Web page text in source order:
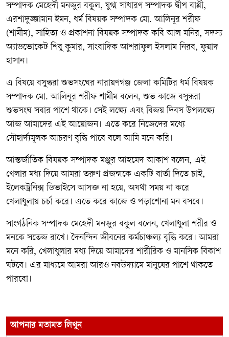
সম্পাদক মেহেদী মনজুর বকুল, যুগ্ম সাধারণ সম্পাদক দ্বীপ বাপ্পী,
এরশাদুজ্জামান ইমন, ধর্ম বিষয়ক সম্পাদক মো. আলিনূর শরীফ
(শামীম), সাহিত্য ও প্রকাশনা বিষয়ক সম্পাদক কবি আল মনির, সদস্য
অ্যাডভোকেট শিবু কুমার, সাংবাদিক আশরাফুল ইসলাম নিরব, ফুয়াদ
হাসান।
এ বিষয়ে বসুন্ধরা শুভসংঘের নারায়ণগঞ্জ জেলা কমিটির ধর্ম বিষয়ক
সম্পাদক মো. আলিনূর শরীফ শামীম বলেন, শুভ কাজে বসুন্ধরা
শুভসংঘ সবার পাশে থাকে। সেই লক্ষ্যে এবং বিজয় দিবস উপলক্ষ্যে
আজ আমাদের এই আয়োজন। এতে করে নিজেদের মধ্যে
সৌহার্দ্যমূলক আচরণ বৃদ্ধি পাবে বলে আমি মনে করি।
আন্তর্জাতিক বিষয়ক সম্পাদক মঞ্জুর আহমেদ আকাশ বলেন, এই
খেলার মধ্য দিয়ে আমরা তরুণ প্রজন্মকে একটি বার্তা দিতে চাই,
ইলেকট্রনিক্স ডিভাইসে আসক্ত না হয়ে, অযথা সময় না করে
খেলাধুলায় চর্চা করে। এতে করে কাজে ও পড়াশোনা মন বসবে।
সাংগঠনিক সম্পাদক মেহেদী মনজুর বকুল বলেন, খেলাধুলা শরীর ও
মনকে সতেজ রাখে। দৈনন্দিন জীবনের কর্মচাঞ্চল্য বৃদ্ধি করে। আমরা
মনে করি, খেলাধুলার মধ্য দিয়ে আমাদের শারীরিক ও মানসিক বিকাশ
ঘটবে। এর মাধ্যমে আমরা আরও নবউদ্যামে মানুষের পাশে থাকতে
পারবো।
আপনার মতামত লিখুন